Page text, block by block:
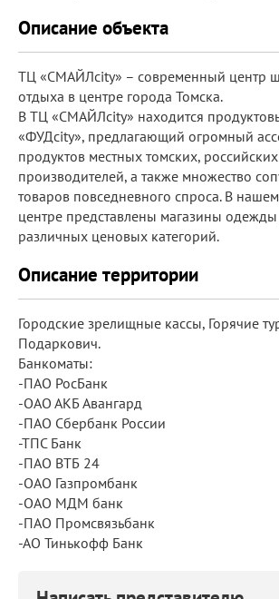
Описание объекта
ТЦ «СМАЙЛcity» – современный центр
отдыха в центре города Томска.
В ТЦ «СМАЙЛcity» находится
«ФУДcity», предлагающий огромный
продуктов местных томских,
производителей, а также множество
товаров повседневного спроса. В
центре представлены магазины одежды
различных ценовых категорий.
Описание территории
Городские зрелищные кассы, Горячие
Подаркович.
Банкоматы:
-ПАО РосБанк
-ОАО АКБ Авангард
-ПАО Сбербанк России
-ТПС Банк
-ПАО ВТБ 24
-ОАО Газпромбанк
-ОАО МДМ банк
-ПАО Промсвязьбанк
-АО Тинькофф Банк